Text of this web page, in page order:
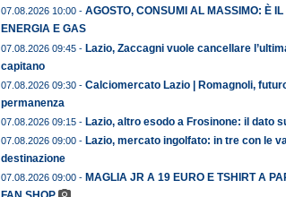
07.08.2026 10:00 - AGOSTO, CONSUMI AL MASSIMO: È
ENERGIA E GAS
07.08.2026 09:45 - Lazio, Zaccagni vuole cancellare
capitano
07.08.2026 09:30 - Calciomercato Lazio | Romagnoli,
permanenza
07.08.2026 09:15 - Lazio, altro esodo a Frosinone: il dato
07.08.2026 09:00 - Lazio, mercato ingolfato: in tre con le
destinazione
07.08.2026 09:00 - MAGLIA JR A 19 EURO E TSHIRT A